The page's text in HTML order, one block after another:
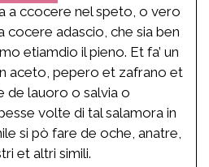
a ccocere nel speto, o vero
cocere adascio, che sia ben
etiamdio il pieno. Et fa’ un
aceto, pepero et zafrano et
de lauoro o salvia o
volte di tal salamora in
si pò fare de oche, anatre,
et altri simili.